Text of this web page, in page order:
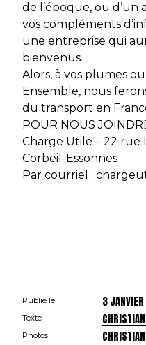
de l’époque, ou d’un
vos compléments
une entreprise qui
bienvenus.
Alors, à vos plumes
Ensemble, nous
du transport en
POUR NOUS
Charge Utile – 22 rue
Corbeil-Essonnes
Par courriel :
Publié le 3
Texte
Photos